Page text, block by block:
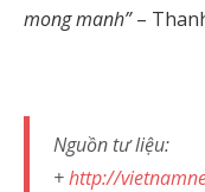
mong manh”–
Nguồn tư liệu:
+http://